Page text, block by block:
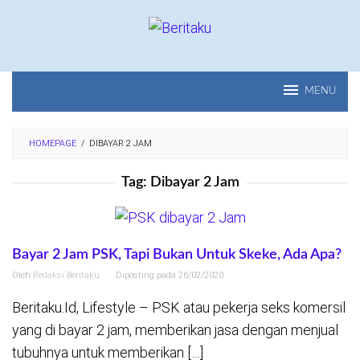
MENU
HOMEPAGE / DIBAYAR 2 JAM
Tag: Dibayar 2 Jam
Bayar 2 Jam PSK, Tapi Bukan Untuk Skeke, Ada Apa?
Oleh Redaksi Beritaku Diposting pada 26/02/2020
Beritaku.Id, Lifestyle – PSK atau pekerja seks komersil
yang di bayar 2 jam, memberikan jasa dengan menjual
tubuhnya untuk memberikan […]